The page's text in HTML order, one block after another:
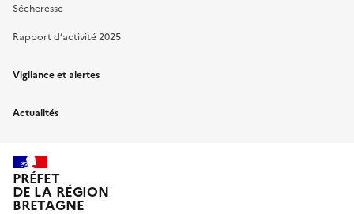
Sécheresse
Rapport d’activité 2025
Vigilance et alertes
Actualités
PRÉFET
DE LA RÉGION
BRETAGNE